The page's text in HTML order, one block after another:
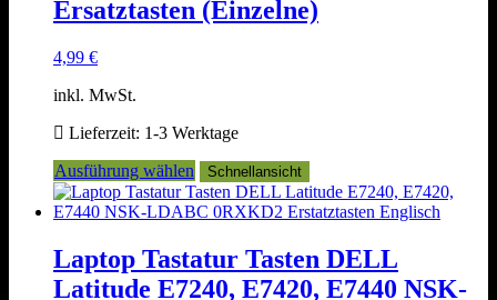
Ersatztasten (Einzelne)
4,99 €
inkl. MwSt.
Lieferzeit: 1-3 Werktage
Ausführung wählen
Dieses
Produkt
weist
Varianten
auf.
Die
Schnellansicht
Laptop Tastatur Tasten DELL
Latitude E7240, E7420, E7440 NSK-